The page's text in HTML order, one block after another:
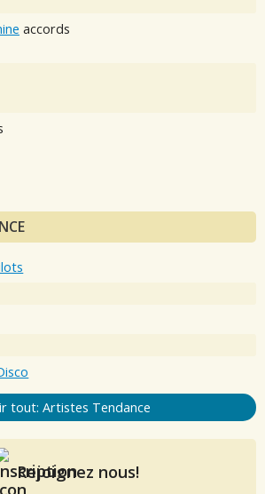
accords
tout: Artistes Tendance
Rejoignez nous!